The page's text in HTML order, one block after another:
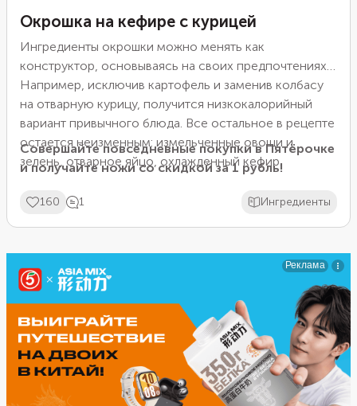
Окрошка на кефире с курицей
Ингредиенты окрошки можно менять как
конструктор, основываясь на своих предпочтениях.
Например, исключив картофель и заменив колбасу
на отварную курицу, получится низкокалорийный
вариант привычного блюда. Все остальное в рецепте
остается неизменным: измельченные овощи и
зелень, отварное яйцо, охлажденный кефир.
Совершайте повседневные покупки в Пятёрочке
и получайте ножи со скидкой за 1 рубль!
160 1 Ингредиенты